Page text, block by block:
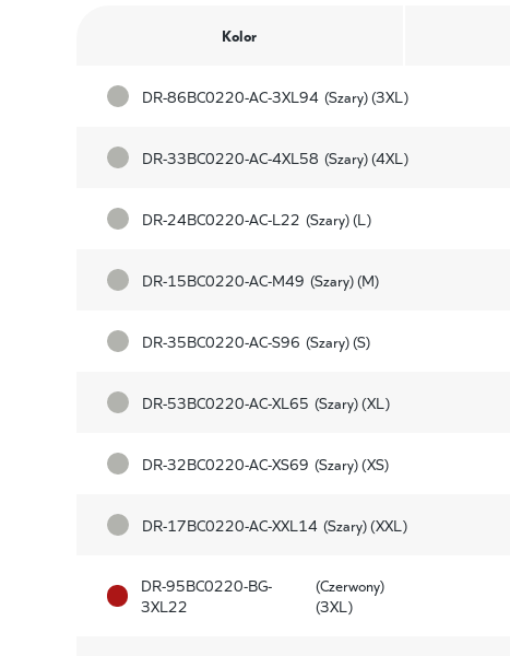
Kolor
DR-86BC0220-AC-3XL94 (Szary) (3XL)
DR-33BC0220-AC-4XL58 (Szary) (4XL)
DR-24BC0220-AC-L22 (Szary) (L)
DR-15BC0220-AC-M49 (Szary) (M)
DR-35BC0220-AC-S96 (Szary) (S)
DR-53BC0220-AC-XL65 (Szary) (XL)
DR-32BC0220-AC-XS69 (Szary) (XS)
DR-17BC0220-AC-XXL14 (Szary) (XXL)
DR-95BC0220-BG-
3XL22
(Czerwony)
(3XL)